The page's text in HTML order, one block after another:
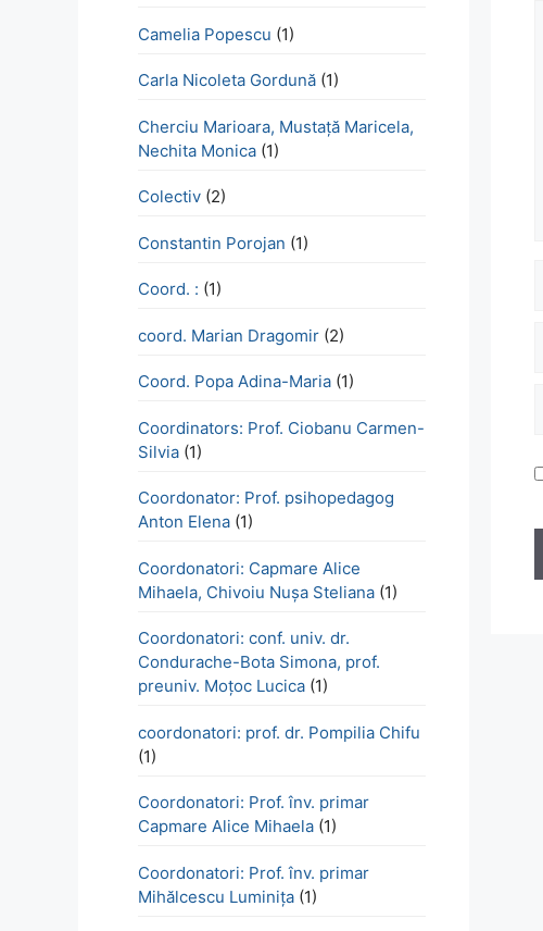
Camelia Popescu (1)
Carla Nicoleta Gordună (1)
Cherciu Marioara, Mustață Maricela,
Nechita Monica (1)
Colectiv (2)
Constantin Porojan (1)
Coord. : (1)
coord. Marian Dragomir (2)
Coord. Popa Adina-Maria (1)
Coordinators: Prof. Ciobanu Carmen-
Silvia (1)
Coordonator: Prof. psihopedagog
Anton Elena (1)
Coordonatori: Capmare Alice
Mihaela, Chivoiu Nușa Steliana (1)
Coordonatori: conf. univ. dr.
Condurache-Bota Simona, prof.
preuniv. Moțoc Lucica (1)
coordonatori: prof. dr. Pompilia Chifu
(1)
Coordonatori: Prof. înv. primar
Capmare Alice Mihaela (1)
Coordonatori: Prof. înv. primar
Mihălcescu Luminița (1)